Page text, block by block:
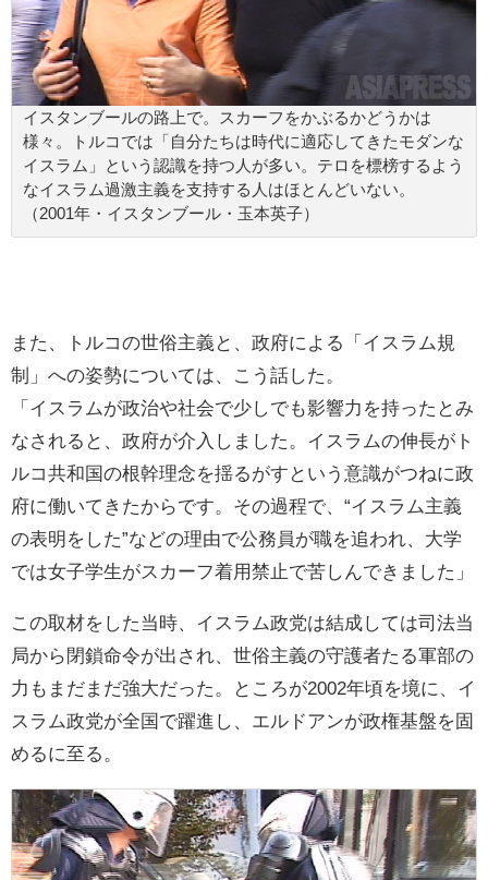
イスタンブールの路上で。スカーフをかぶるかどうかは
様々。トルコでは「自分たちは時代に適応してきたモダンな
イスラム」という認識を持つ人が多い。テロを標榜するよう
なイスラム過激主義を支持する人はほとんどいない。
（2001年・イスタンブール・玉本英子）
また、トルコの世俗主義と、政府による「イスラム規
制」への姿勢については、こう話した。
「イスラムが政治や社会で少しでも影響力を持ったとみ
なされると、政府が介入しました。イスラムの伸長がト
ルコ共和国の根幹理念を揺るがすという意識がつねに政
府に働いてきたからです。その過程で、“イスラム主義
の表明をした”などの理由で公務員が職を追われ、大学
では女子学生がスカーフ着用禁止で苦しんできました」
この取材をした当時、イスラム政党は結成しては司法当
局から閉鎖命令が出され、世俗主義の守護者たる軍部の
力もまだまだ強大だった。ところが2002年頃を境に、イ
スラム政党が全国で躍進し、エルドアンが政権基盤を固
めるに至る。